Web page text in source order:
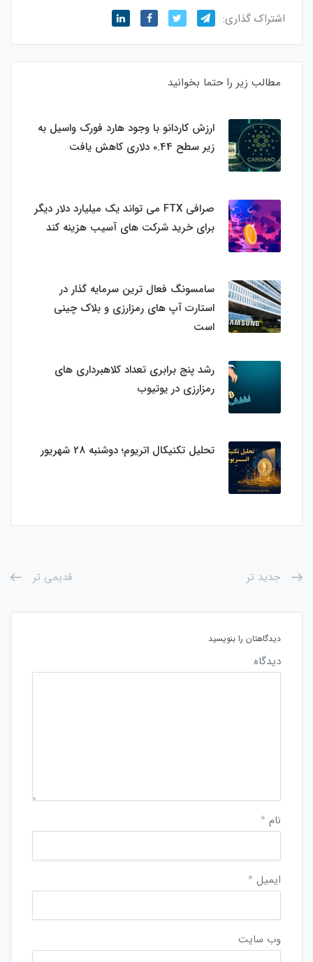
اشتراک گذاری:
مطالب زیر را حتما بخوانید
ارزش کاردانو با وجود هارد فورک واسیل به
زیر سطح 0.44 دلاری کاهش یافت
صرافی FTX می تواند یک میلیارد دلار دیگر
برای خرید شرکت های آسیب هزینه کند
سامسونگ فعال‌ ترین سرمایه‌ گذار در
استارت‌ آپ‌ های رمزارزی و بلاک چینی
است
رشد پنج برابری تعداد کلاهبرداری های
رمزارزی در یوتیوب
تحلیل تکنیکال اتریوم؛ دوشنبه 28 شهریور
جدید تر قدیمی تر
دیدگاهتان را بنویسید
دیدگاه
نام *
ایمیل *
وب‌ سایت